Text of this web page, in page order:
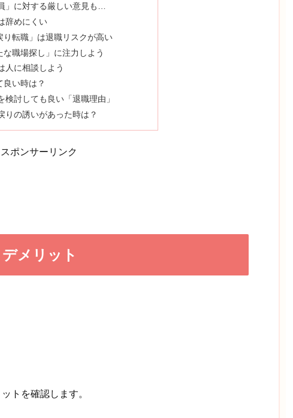
」に対する厳しい意見も…
辞めにくい
り転職」は退職リスクが高い
な職場探し」に注力しよう
人に相談しよう
良い時は？
検討しても良い「退職理由」
りの誘いがあった時は？
スポンサーリンク
メリット
トを確認します。